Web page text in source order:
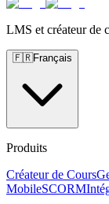
LMS et créateur de
🇫🇷Français
Produits
Créateur de Cours
MobileSCORM